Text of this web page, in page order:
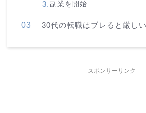
副業を開始
30代の転職はブレると厳しい
スポンサーリンク